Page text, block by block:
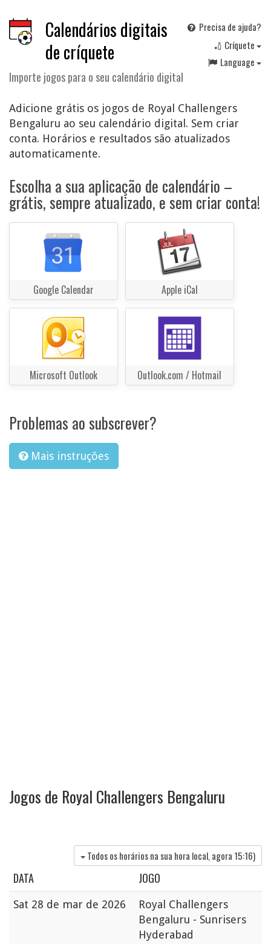
Calendários digitais
de críquete
Importe jogos para o seu calendário digital
Precisa de ajuda?
🏏 Críquete
Language
Adicione grátis os jogos de Royal Challengers
Bengaluru ao seu calendário digital. Sem criar
conta. Horários e resultados são atualizados
automaticamente.
Escolha a sua aplicação de calendário –
grátis, sempre atualizado, e sem criar conta!
Google Calendar Apple iCal
Microsoft Outlook Outlook.com / Hotmail
Problemas ao subscrever?
Mais instruções
Jogos de Royal Challengers Bengaluru
Todos os horários na sua hora local, agora 15:16)
DATA JOGO
Sat 28 de mar de 2026
Royal Challengers
Bengaluru - Sunrisers
Hyderabad